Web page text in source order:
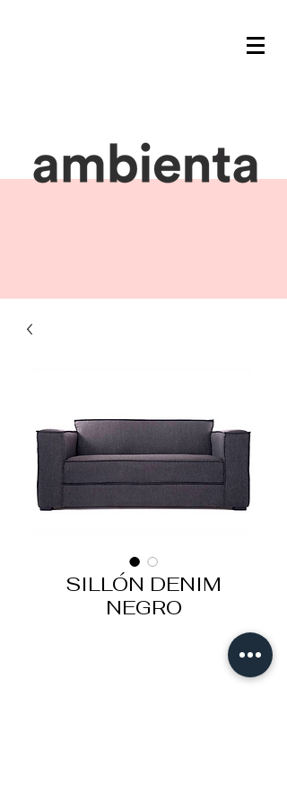
SILLÓN DENIM
NEGRO